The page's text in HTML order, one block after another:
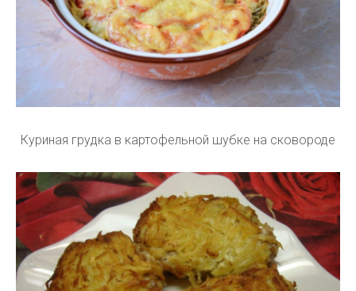
Куриная грудка в картофельной шубке на сковороде